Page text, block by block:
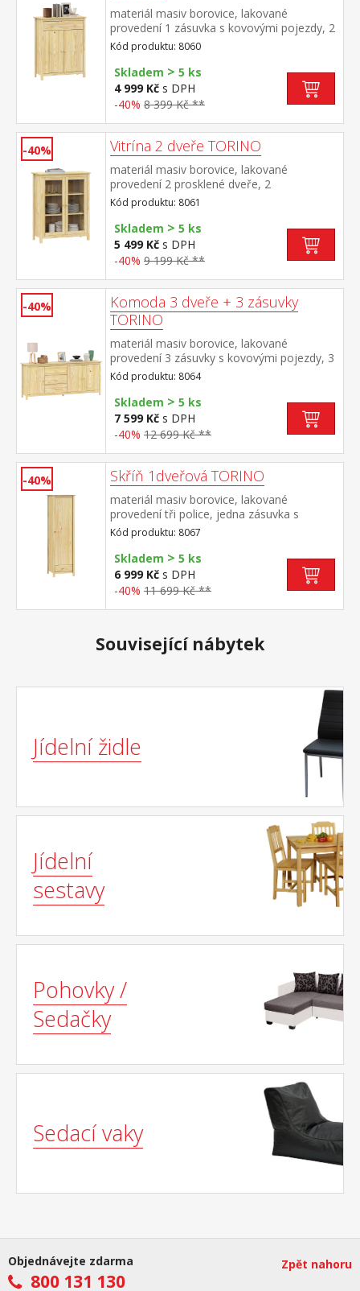
materiál masiv borovice, lakované
provedení 1 zásuvka s kovovými pojezdy, 2
plné dveře, 1 police maximální nosnosti
uvedeny v návodu k montáži
Kód produktu: 8060
Skladem > 5 ks
4 999 Kč s DPH
-40% 8 399 Kč **
-40% Vitrína 2 dveře TORINO
materiál masiv borovice, lakované
provedení 2 prosklené dveře, 2
police maximální nosnosti uvedeny v
návodu k montáži
Kód produktu: 8061
Skladem > 5 ks
5 499 Kč s DPH
-40% 9 199 Kč **
-40%
Komoda 3 dveře + 3 zásuvky
TORINO
materiál masiv borovice, lakované
provedení 3 zásuvky s kovovými pojezdy, 3
plné dveře, 2 police maximální nosnosti
uvedeny v návodu k montáži
Kód produktu: 8064
Skladem > 5 ks
7 599 Kč s DPH
-40% 12 699 Kč **
-40% Skříň 1dveřová TORINO
materiál masiv borovice, lakované
provedení tři police, jedna zásuvka s
kovovými pojezdy montáž dveří možná na
pravou i levou stranu
Kód produktu: 8067
Skladem > 5 ks
6 999 Kč s DPH
-40% 11 699 Kč **
Související nábytek
Jídelní židle
Jídelní
sestavy
Pohovky /
Sedačky
Sedací vaky
Objednávejte zdarma
800 131 130
Zpět nahoru